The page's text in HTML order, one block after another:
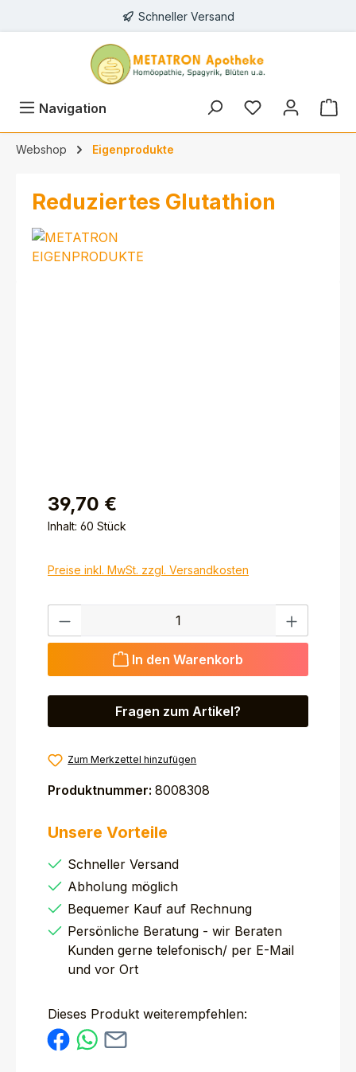
Schneller Versand
Navigation
Webshop Eigenprodukte
Reduziertes Glutathion
39,70 €
Inhalt: 60 Stück
Preise inkl. MwSt. zzgl. Versandkosten
Produkt Anzahl: Gib den gewünschten Wert ein
In den Warenkorb
Fragen zum Artikel?
Zum Merkzettel hinzufügen
Produktnummer: 8008308
Unsere Vorteile
Schneller Versand
Abholung möglich
Bequemer Kauf auf Rechnung
Persönliche Beratung - wir Beraten
Kunden gerne telefonisch/ per E-Mail
und vor Ort
Dieses Produkt weiterempfehlen: